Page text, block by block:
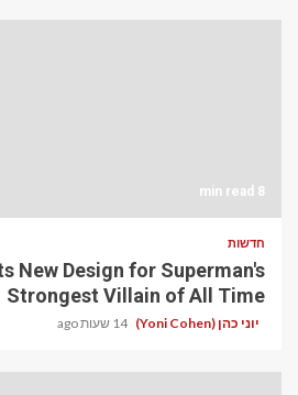
8 min read
חדשות
New Design for Superman's
Strongest Villain of All Time
יוני כהן (Yoni Cohen) 14 שעות ago